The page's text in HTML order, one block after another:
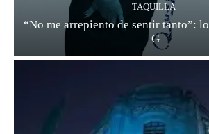
TAQUILLA
“No me arrepiento de sentir tanto”:
G